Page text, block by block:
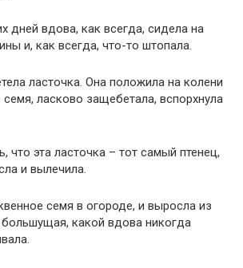
дней вдова, как всегда, сидела на
и, как всегда, что-то штопала.
ласточка. Она положила на колени
ласково защебетала, вспорхнула
что эта ласточка – тот самый птенец,
и вылечила.
семя в огороде, и выросла из
большущая, какой вдова никогда